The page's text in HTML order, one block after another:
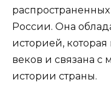
России. Она
историей,
веков и связана
истории страны.